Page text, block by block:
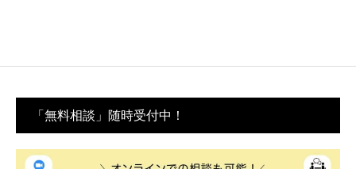
「無料相談」随時受付中！